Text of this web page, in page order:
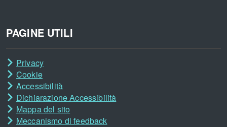
PAGINE UTILI
Privacy
Cookie
Accessibilità
Dichiarazione Accessibilità
Mappa del sito
Meccanismo di feedback